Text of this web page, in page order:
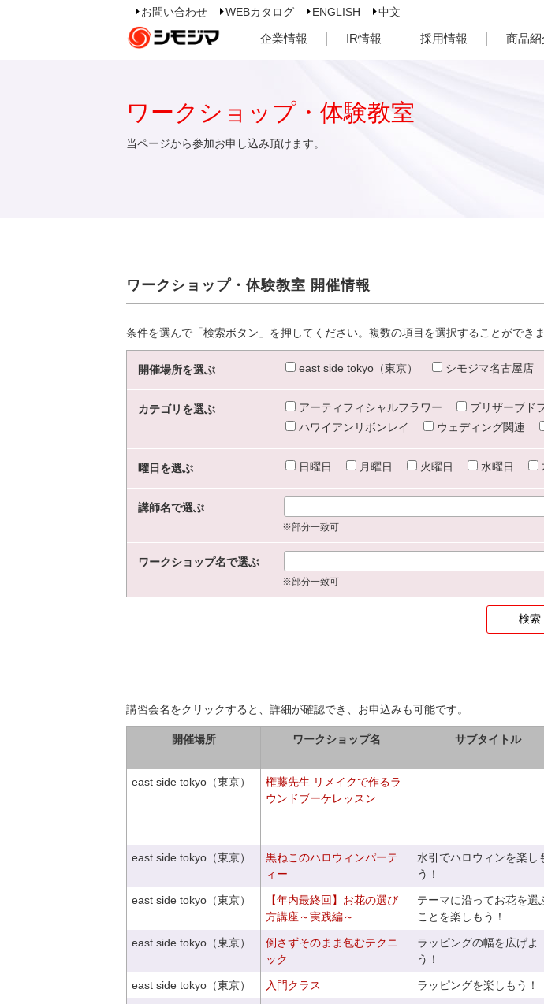
お問い合わせ WEBカタログ ENGLISH 中文
企業情報 IR情報 採用情報 商品紹
ワークショップ・体験教室
当ページから参加お申し込み頂けます。
ワークショップ・体験教室 開催情報
条件を選んで「検索ボタン」を押してください。複数の項目を選択することができま
開催場所を選ぶ east side tokyo（東京） シモジマ名古屋店
カテゴリを選ぶ アーティフィシャルフラワー プリザーブド
ハワイアンリボンレイ
ウェディング関連
曜日を選ぶ 日曜日 月曜日 火曜日 水曜日
講師名で選ぶ
※部分一致可
ワークショップ名で選ぶ
※部分一致可
講習会名をクリックすると、詳細が確認でき、お申込みも可能です。
開催場所 ワークショップ名 サブタイトル
east side tokyo（東京）
権藤先生 リメイクで作るラ
ウンドブーケレッスン
east side tokyo（東京）
黒ねこのハロウィンパーテ
ィー
水引でハロウィンを楽し
う！
east side tokyo（東京）
【年内最終回】お花の選び
方講座～実践編～
テーマに沿ってお花を選
ことを楽しもう！
east side tokyo（東京）
倒さずそのまま包むテクニ
ック
ラッピングの幅を広げよ
う！
east side tokyo（東京） 入門クラス ラッピングを楽しもう！